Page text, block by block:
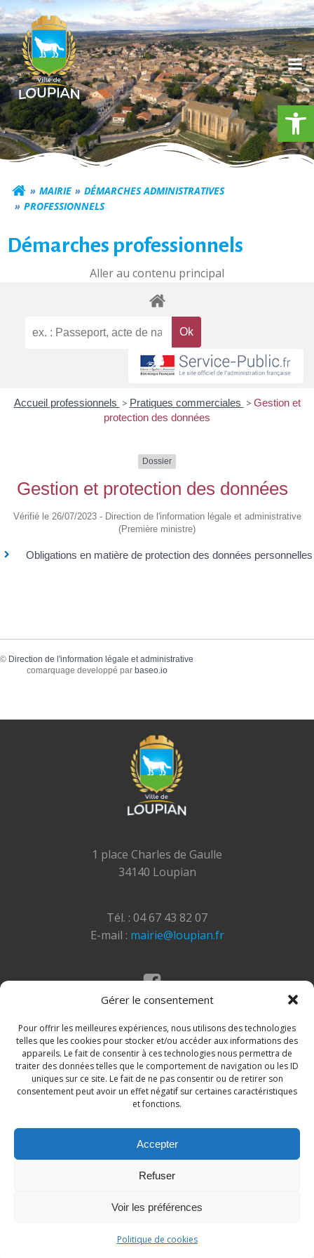
Gérer le consentement
Pour offrir les meilleures expériences, nous utilisons des technologies
telles que les cookies pour stocker et/ou accéder aux informations des
appareils. Le fait de consentir à ces technologies nous permettra de
traiter des données telles que le comportement de navigation ou les ID
uniques sur ce site. Le fait de ne pas consentir ou de retirer son
consentement peut avoir un effet négatif sur certaines caractéristiques
et fonctions.
Accepter
Refuser
Voir les préférences
Politique de cookies
Aller
au
contenu
Commune de
MAIRIE
DÉMARCHES ADMINISTRATIVES
PROFESSIONNELS
Démarches professionnels
Aller au contenu principal
Accueil professionnels > Pratiques commerciales > Gestion et
protection des données
Dossier
Gestion et protection des données
Vérifié le 26/07/2023 - Direction de l'information légale et administrative
(Première ministre)
Obligations en matière de protection des données personnelles
© Direction de l'information légale et administrative
comarquage developpé par baseo.io
1 place Charles de Gaulle
34140 Loupian
Tél. : 04 67 43 82 07
E-mail : mairie@loupian.fr
© 2026 Site de la commune de Loupian. Un service
proposé parComm'un Site